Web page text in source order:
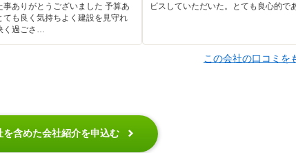
事ありがとうございました 予算あ
ても良く気持ちよく建設を見守れ
く過ごさ…
ビスしていただいた。とても良心的で
この会社の口コミを
を含めた会社紹介を申込む